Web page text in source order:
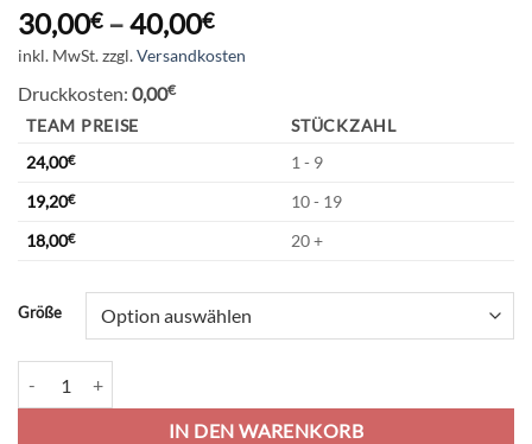
30,00€–40,00€
inkl. MwSt.zzgl.Versandkosten
Druckkosten: 0,00€
TEAM PREISE
STÜCKZAHL
24,00€
1 - 9
19,20€
10 - 19
18,00€ 20 +
Größe
IN DEN WARENKORB
Alternative: